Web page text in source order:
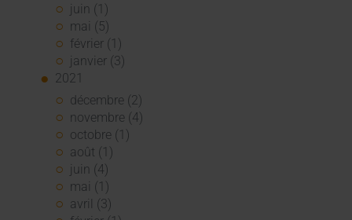
juin (1)
mai (5)
février (1)
janvier (3)
2021
décembre (2)
novembre (4)
octobre (1)
août (1)
juin (4)
mai (1)
avril (3)